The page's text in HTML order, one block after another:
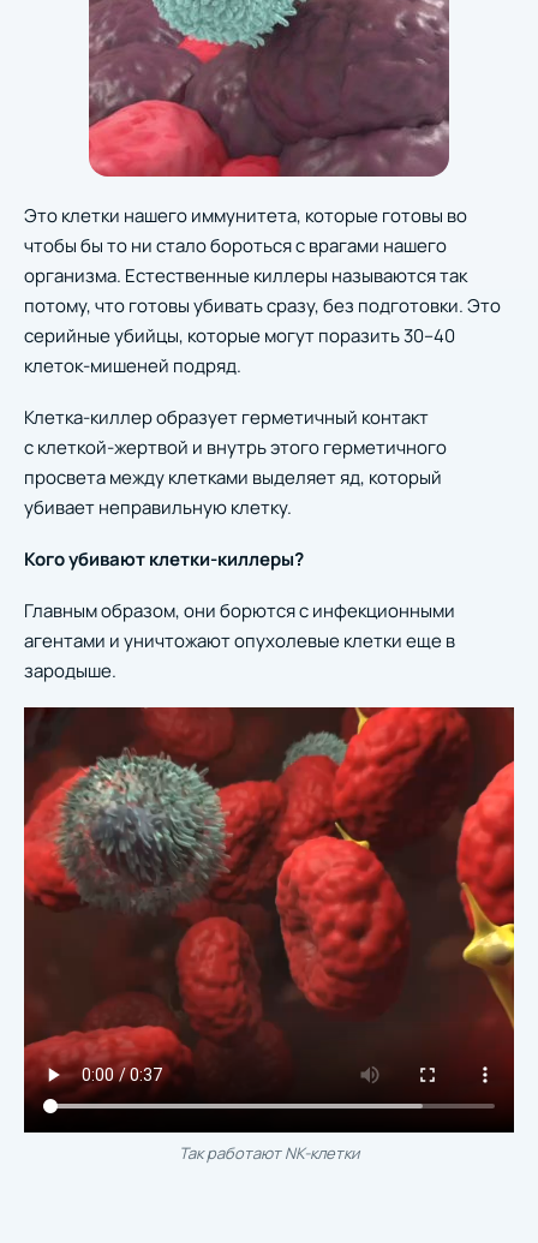
Это клетки нашего иммунитета, которые готовы во
чтобы бы то ни стало бороться с врагами нашего
организма. Естественные киллеры называются так
потому, что готовы убивать сразу, без подготовки. Это
серийные убийцы, которые могут поразить 30–40
клеток-мишеней подряд.
Клетка-киллер образует герметичный контакт
с клеткой-жертвой и внутрь этого герметичного
просвета между клетками выделяет яд, который
убивает неправильную клетку.
Кого убивают клетки-киллеры?
Главным образом, они борются с инфекционными
агентами и уничтожают опухолевые клетки еще в
зародыше.
Так работают NK-клетки